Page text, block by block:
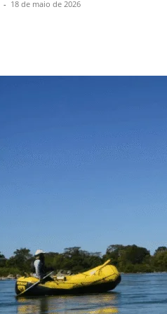
- 18 de maio de 2026